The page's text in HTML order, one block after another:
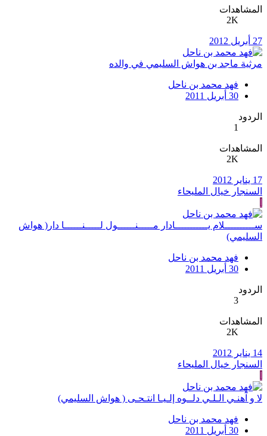
المشاهدات
2K
27 أبريل 2012
مرثية ماجد بن هواش السليمي في والده
فهد محمد بن ناحل
30 أبريل 2011
الردود
1
المشاهدات
2K
17 يناير 2012
السنجار خيال المليحاء
ســــــــــلام يـــــــــــادار مـــــنــــــول لـــــنــــــا دار( هواش
السليمي)
فهد محمد بن ناحل
30 أبريل 2011
الردود
3
المشاهدات
2K
14 يناير 2012
السنجار خيال المليحاء
لا و آهنـي الـلـي دلــوه إلـيـا انتـحـى ( هواش السليمي)
فهد محمد بن ناحل
30 أبريل 2011